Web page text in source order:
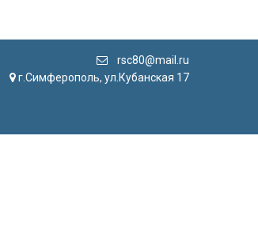
rsc80@mail.ru
г.Симферополь, ул.Кубанская 17